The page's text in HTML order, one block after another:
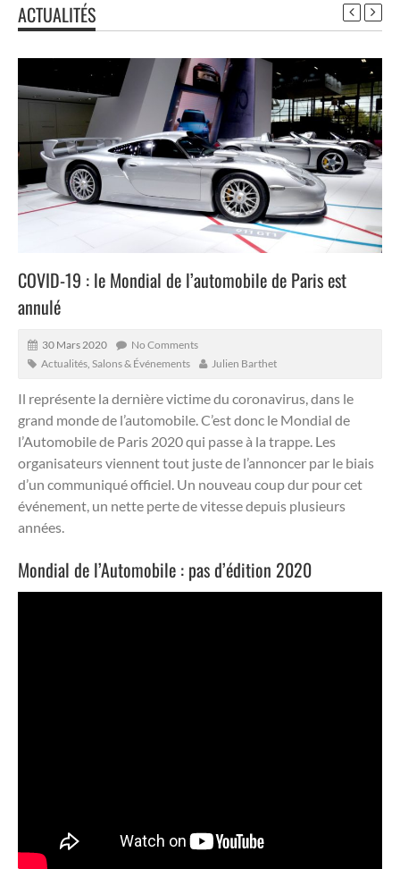
ACTUALITÉS
COVID-19 : le Mondial de l’automobile de Paris est
annulé
30 Mars 2020
No Comments
Actualités Salons & Événements Julien Barthet
Il représente la dernière victime du coronavirus, dans le
grand monde de l’automobile. C’est donc le Mondial de
l’Automobile de Paris 2020 qui passe à la trappe. Les
organisateurs viennent tout juste de l’annoncer par le biais
d’un communiqué officiel. Un nouveau coup dur pour cet
événement, un nette perte de vitesse depuis plusieurs
années.
Mondial de l’Automobile : pas d’édition 2020